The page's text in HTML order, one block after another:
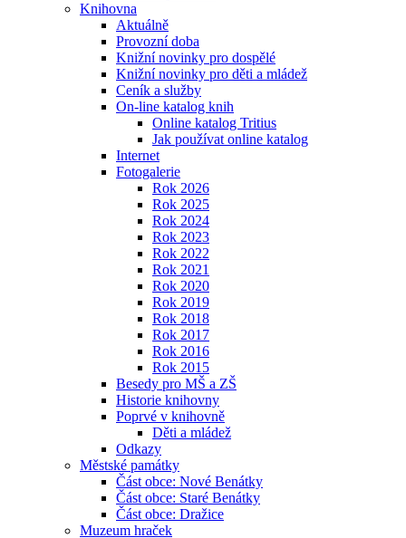
Knihovna
Aktuálně
Provozní doba
Knižní novinky pro dospělé
Knižní novinky pro děti a mládež
Ceník a služby
On-line katalog knih
Online katalog Tritius
Jak používat online katalog
Internet
Fotogalerie
Rok 2026
Rok 2025
Rok 2024
Rok 2023
Rok 2022
Rok 2021
Rok 2020
Rok 2019
Rok 2018
Rok 2017
Rok 2016
Rok 2015
Besedy pro MŠ a ZŠ
Historie knihovny
Poprvé v knihovně
Děti a mládež
Odkazy
Městské památky
Část obce: Nové Benátky
Část obce: Staré Benátky
Část obce: Dražice
Muzeum hraček